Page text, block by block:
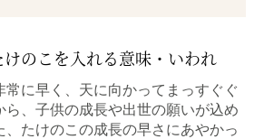
のこを入れる意味・いわれ
常に早く、天に向かってまっすぐぐ
ら、子供の成長や出世の願いが込め
、たけのこの成長の早さにあやかっ